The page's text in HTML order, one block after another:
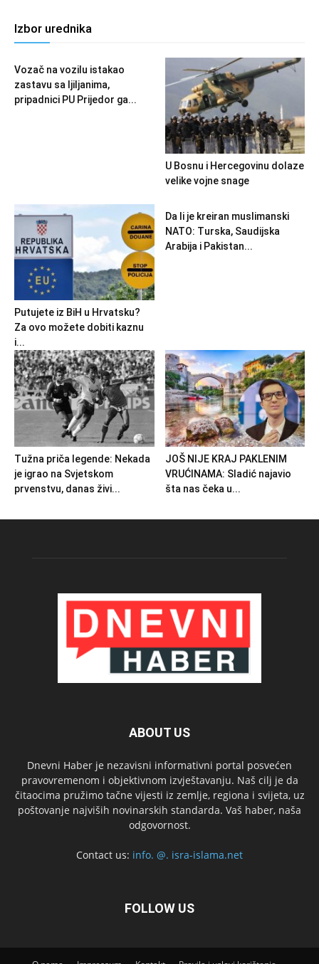
Izbor urednika
Vozač na vozilu istakao
zastavu sa ljiljanima,
pripadnici PU Prijedor ga...
U Bosnu i Hercegovinu dolaze
velike vojne snage
Putujete iz BiH u Hrvatsku?
Za ovo možete dobiti kaznu
i...
Da li je kreiran muslimanski
NATO: Turska, Saudijska
Arabija i Pakistan...
Tužna priča legende: Nekada
je igrao na Svjetskom
prvenstvu, danas živi...
JOŠ NIJE KRAJ PAKLENIM
VRUĆINAMA: Sladić najavio
šta nas čeka u...
ABOUT US
Dnevni Haber je nezavisni informativni portal posvećen
pravovremenom i objektivnom izvještavanju. Naš cilj je da
čitaocima pružimo tačne vijesti iz zemlje, regiona i svijeta, uz
poštovanje najviših novinarskih standarda. Vaš haber, naša
odgovornost.
Contact us: info. @. isra-islama.net
FOLLOW US